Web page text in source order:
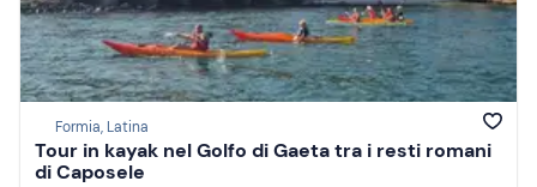
Formia, Latina
Tour in kayak nel Golfo di Gaeta tra i resti romani
di Caposele